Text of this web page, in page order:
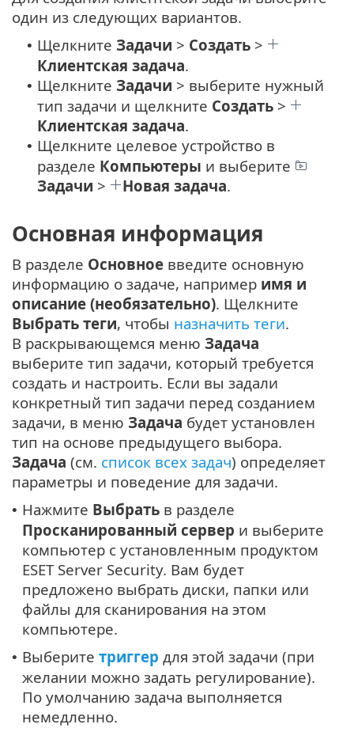
один из следующих вариантов.
• Щелкните Задачи > Создать >
Клиентская задача.
• Щелкните Задачи > выберите нужный
тип задачи и щелкните Создать >
Клиентская задача.
• Щелкните целевое устройство в
разделе Компьютеры и выберите
Задачи > Новая задача.
Основная информация
В разделе Основное введите основную
информацию о задаче, например имя и
описание (необязательно). Щелкните
Выбрать теги, чтобы назначить теги.
В раскрывающемся меню Задача
выберите тип задачи, который требуется
создать и настроить. Если вы задали
конкретный тип задачи перед созданием
задачи, в меню Задача будет установлен
тип на основе предыдущего выбора.
Задача (см. список всех задач) определяет
параметры и поведение для задачи.
• Нажмите Выбрать в разделе
Просканированный сервер и выберите
компьютер с установленным продуктом
ESET Server Security. Вам будет
предложено выбрать диски, папки или
файлы для сканирования на этом
компьютере.
• Выберите триггер для этой задачи (при
желании можно задать регулирование).
По умолчанию задача выполняется
немедленно.